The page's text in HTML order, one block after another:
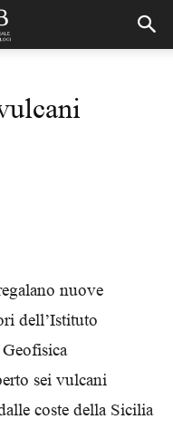
nuove
dell’Istituto
sei vulcani
coste della Sicilia